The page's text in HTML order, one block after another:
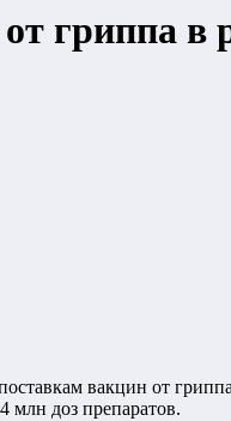
гриппа в
вакцин от
млн доз препаратов.